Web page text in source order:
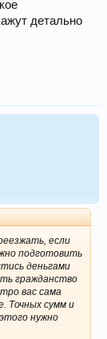
детально
если
подготовить
деньгами
гражданство
вас сама
Точных сумм и
нужно